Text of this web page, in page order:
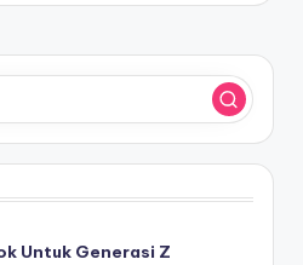
Untuk Generasi Z